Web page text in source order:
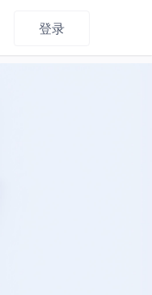
登录